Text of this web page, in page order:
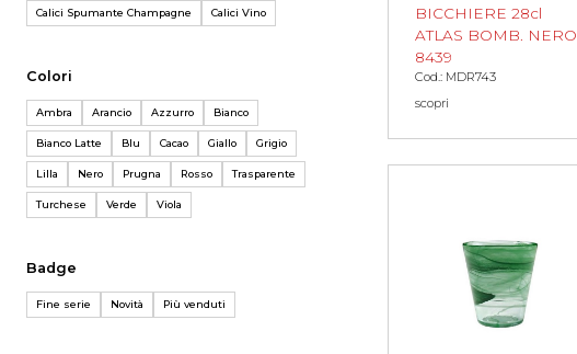
Calici Spumante Champagne Calici Vino
Colori
Ambra Arancio Azzurro Bianco
Bianco Latte Blu Cacao Giallo Grigio
Lilla Nero Prugna Rosso Trasparente
Turchese Verde Viola
Badge
Fine serie Novità Più venduti
BICCHIERE 28cl
ATLAS BOMB. NERO
8439
Cod.: MDR743
scopri